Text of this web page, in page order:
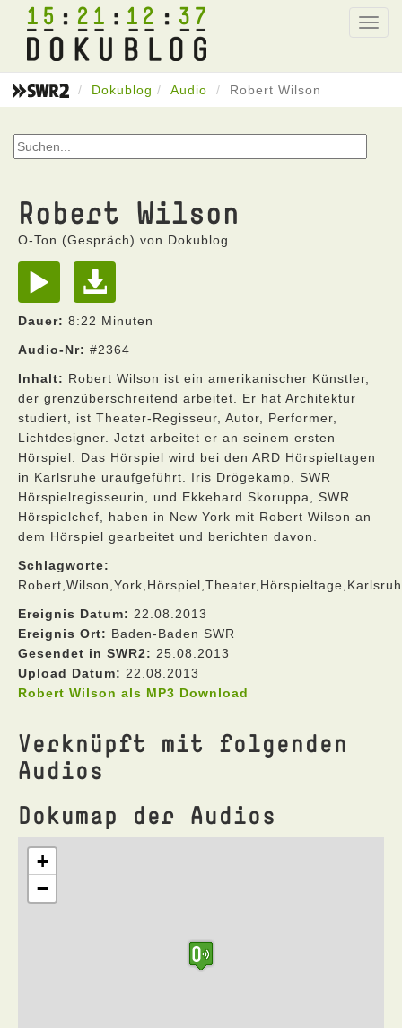
15 21 12 37
Dokublog Audio Robert Wilson
Robert Wilson
O-Ton (Gespräch) von Dokublog
Dauer: 8:22 Minuten
Audio-Nr: #2364
Inhalt: Robert Wilson ist ein amerikanischer Künstler,
der grenzüberschreitend arbeitet. Er hat Architektur
studiert, ist Theater-Regisseur, Autor, Performer,
Lichtdesigner. Jetzt arbeitet er an seinem ersten
Hörspiel. Das Hörspiel wird bei den ARD Hörspieltagen
in Karlsruhe uraufgeführt. Iris Drögekamp, SWR
Hörspielregisseurin, und Ekkehard Skoruppa, SWR
Hörspielchef, haben in New York mit Robert Wilson an
dem Hörspiel gearbeitet und berichten davon.
Schlagworte:
Ereignis Datum: 22.08.2013
Ereignis Ort: Baden-Baden SWR
Gesendet in SWR2: 25.08.2013
Upload Datum: 22.08.2013
Robert Wilson als MP3 Download
Verknüpft mit folgenden
Audios
Dokumap der Audios